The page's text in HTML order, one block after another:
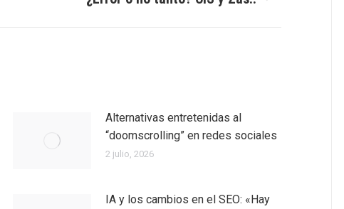
Alternativas entretenidas al
“doomscrolling” en redes sociales
2 julio, 2026
IA y los cambios en el SEO: «Hay